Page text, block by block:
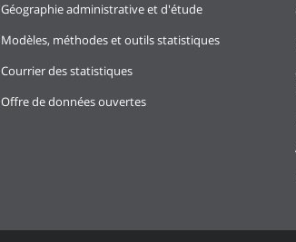
Géographie administrative et d'étude
Modèles, méthodes et outils statistiques
Courrier des statistiques
Offre de données ouvertes